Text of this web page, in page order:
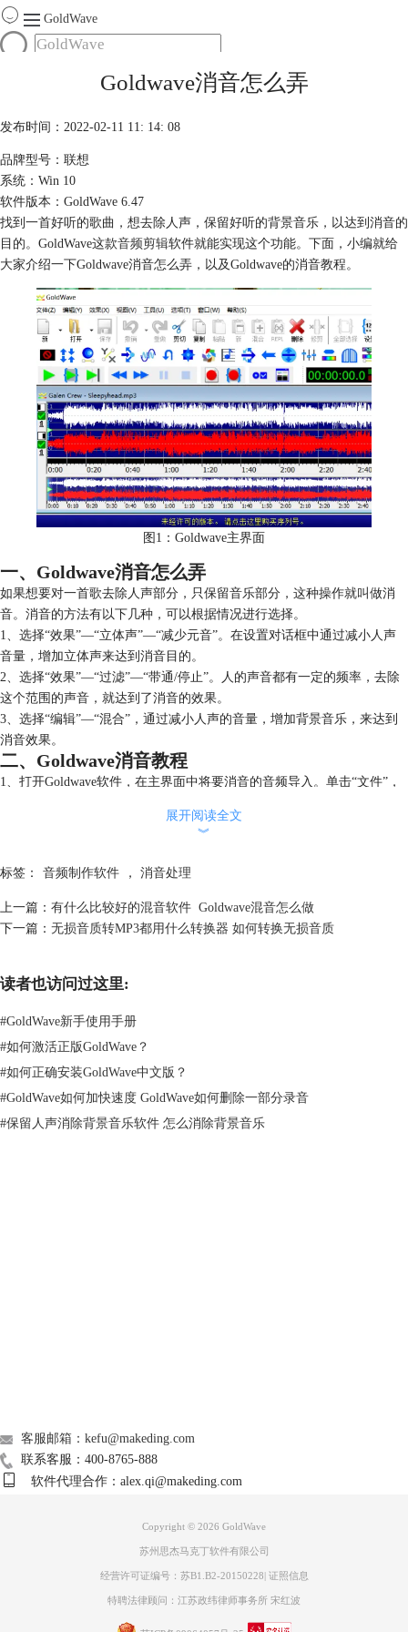
GoldWave
购买
Goldwave消音怎么弄
发布时间：2022-02-11 11: 14: 08
品牌型号：联想
系统：Win 10
软件版本：GoldWave 6.47
找到一首好听的歌曲，想去除人声，保留好听的背景音乐，以达到消音的
目的。GoldWave这款音频剪辑软件就能实现这个功能。下面，小编就给
大家介绍一下Goldwave消音怎么弄，以及Goldwave的消音教程。
图1：Goldwave主界面
一、Goldwave消音怎么弄
如果想要对一首歌去除人声部分，只保留音乐部分，这种操作就叫做消
音。消音的方法有以下几种，可以根据情况进行选择。
1、选择“效果”—“立体声”—“减少元音”。在设置对话框中通过减小人声
音量，增加立体声来达到消音目的。
2、选择“效果”—“过滤”—“带通/停止”。人的声音都有一定的频率，去除
这个范围的声音，就达到了消音的效果。
3、选择“编辑”—“混合”，通过减小人声的音量，增加背景音乐，来达到
消音效果。
二、Goldwave消音教程
1、打开Goldwave软件，在主界面中将要消音的音频导入。单击“文件”，
图2：导入文件
元音”的设置对话框。在这里，可以根据需求进行参数修改的设置。如果
图3：减少元音设置
3、单击“效果”菜单，选择“过滤”中的“带通/停止”，打开名为“带通/停
适的选项，设置完毕，单击“OK”。
展开阅读全文
︾
标签： 音频制作软件 ， 消音处理
上一篇： 有什么比较好的混音软件 Goldwave混音怎么做
下一篇： 无损音质转MP3都用什么转换器 如何转换无损音质
读者也访问过这里:
#GoldWave新手使用手册
#如何激活正版GoldWave？
#如何正确安装GoldWave中文版？
#GoldWave如何加快速度 GoldWave如何删除一部分录音
#保留人声消除背景音乐软件 怎么消除背景音乐
客服邮箱：kefu@makeding.com
联系客服：400-8765-888
软件代理合作：alex.qi@makeding.com
Copyright © 2026 GoldWave
苏州思杰马克丁软件有限公司
经营许可证编号：苏B1.B2-20150228| 证照信息
特聘法律顾问：江苏政纬律师事务所 宋红波